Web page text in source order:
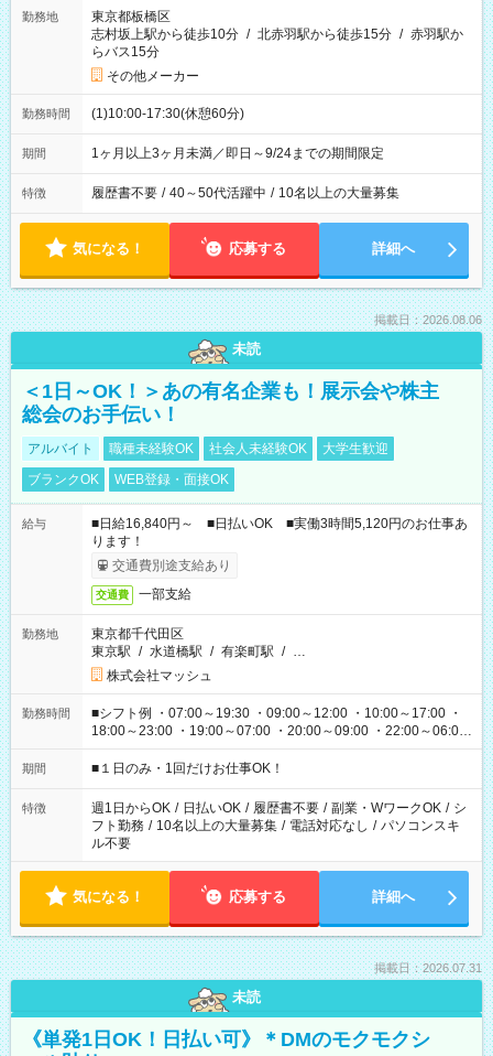
勤務地
東京都板橋区
志村坂上駅から徒歩10分 / 北赤羽駅から徒歩15分 / 赤羽駅か
らバス15分
その他メーカー
勤務時間 (1)10:00-17:30(休憩60分)
期間 1ヶ月以上3ヶ月未満／即日～9/24までの期間限定
特徴 履歴書不要 / 40～50代活躍中 / 10名以上の大量募集
気になる！ 応募する 詳細へ
掲載日：2026.08.06
未読
＜1日～OK！＞あの有名企業も！展示会や株主
総会のお手伝い！
アルバイト 職種未経験OK 社会人未経験OK
大学生歓迎
ブランクOK
WEB登録・面接OK
給与
■日給16,840円～ ■日払いOK ■実働3時間5,120円のお仕事あ
ります！
交通費別途支給あり
交通費 一部支給
勤務地
東京都千代田区
東京駅 / 水道橋駅 / 有楽町駅 / …
株式会社マッシュ
勤務時間
■シフト例 ・07:00～19:30 ・09:00～12:00 ・10:00～17:00 ・
18:00～23:00 ・19:00～07:00 ・20:00～09:00 ・22:00～06:00
etc ★最短で3時間で5,120円のお仕事から 15時間で2万円近く稼
げるお仕事も！ ご希望のお時間に合わせてご紹介！ ※シフトは
ください！
期間 ■１日のみ・1回だけお仕事OK！
特徴 週1日からOK / 日払いOK / 履歴書不要 / 副業・WワークOK / シ
フト勤務 / 10名以上の大量募集 / 電話対応なし / パソコンスキ
ル不要
気になる！ 応募する 詳細へ
掲載日：2026.07.31
未読
《単発1日OK！日払い可》＊DMのモクモクシ